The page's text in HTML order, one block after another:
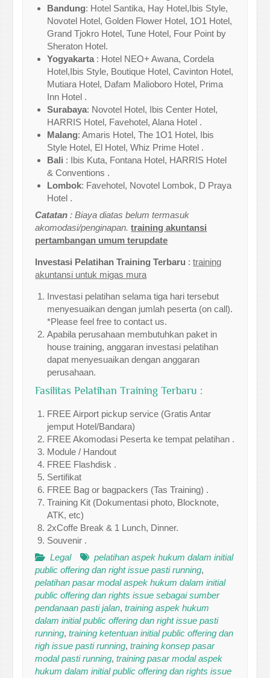
Bandung: Hotel Santika, Hay Hotel,Ibis Style,
Novotel Hotel, Golden Flower Hotel, 1O1 Hotel,
Grand Tjokro Hotel, Tune Hotel, Four Point by
Sheraton Hotel.
Yogyakarta : Hotel NEO+ Awana, Cordela
Hotel,Ibis Style, Boutique Hotel, Cavinton Hotel,
Mutiara Hotel, Dafam Malioboro Hotel, Prima
Inn Hotel .
Surabaya: Novotel Hotel, Ibis Center Hotel,
HARRIS Hotel, Favehotel, Alana Hotel .
Malang: Amaris Hotel, The 1O1 Hotel, Ibis
Style Hotel, El Hotel, Whiz Prime Hotel .
Bali : Ibis Kuta, Fontana Hotel, HARRIS Hotel
& Conventions .
Lombok: Favehotel, Novotel Lombok, D Praya
Hotel .
Catatan: Biaya diatas belum termasuk
akomodasi/penginapan.training akuntansi
pertambangan umum terupdate
Investasi Pelatihan Training Terbaru :training
akuntansi untuk migas mura
Investasi pelatihan selama tiga hari tersebut
menyesuaikan dengan jumlah peserta (on call).
*Please feel free to contact us.
Apabila perusahaan membutuhkan paket in
house training, anggaran investasi pelatihan
dapat menyesuaikan dengan anggaran
perusahaan.
Fasilitas Pelatihan Training Terbaru :
FREE Airport pickup service (Gratis Antar
jemput Hotel/Bandara)
FREE Akomodasi Peserta ke tempat pelatihan .
Module / Handout
FREE Flashdisk .
Sertifikat
FREE Bag or bagpackers (Tas Training) .
Training Kit (Dokumentasi photo, Blocknote,
ATK, etc)
2xCoffe Break & 1 Lunch, Dinner.
Souvenir .
Legal
pelatihan aspek hukum dalam initial
public offering dan right issue pasti running,
pelatihan pasar modal aspek hukum dalam initial
public offering dan rights issue sebagai sumber
pendanaan pasti jalan,training aspek hukum
dalam initial public offering dan right issue pasti
running,training ketentuan initial public offering dan
righ issue pasti running,training konsep pasar
modal pasti running,training pasar modal aspek
hukum dalam initial public offering dan rights issue